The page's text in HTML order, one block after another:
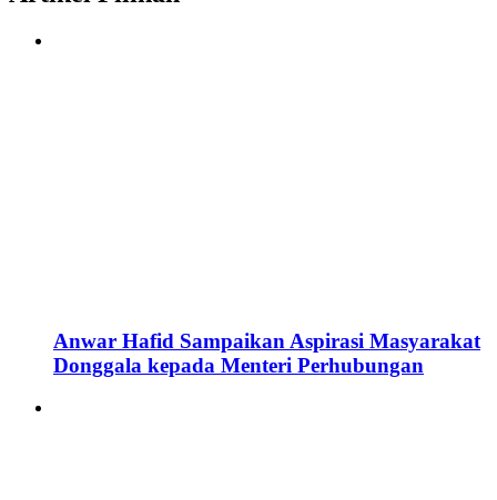
Anwar Hafid Sampaikan Aspirasi Masyarakat
Donggala kepada Menteri Perhubungan